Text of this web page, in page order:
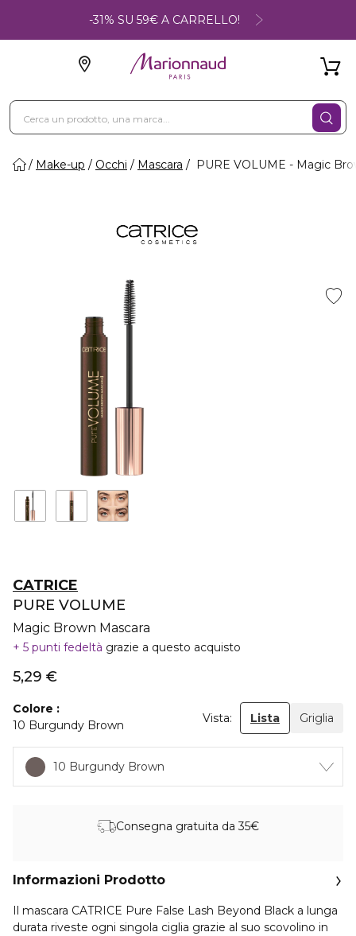
-31% SU 59€ A CARRELLO!
Make-up Occhi Mascara PURE VOLUME - Magic
CATRICE
PURE VOLUME
Magic Brown Mascara
5 punti fedeltà grazie a questo acquisto
5,29 €
Colore
10 Burgundy Brown
Vista: Lista Griglia
10 Burgundy Brown
Consegna gratuita da 35€
Informazioni Prodotto
Il mascara CATRICE Pure False Lash Beyond Black a lunga
durata riveste ogni singola ciglia grazie al suo scovolino in